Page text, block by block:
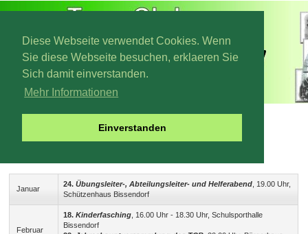
Diese Webseite verwendet Cookies. Wenn
Sie diese Webseite besuchen, erklaeren Sie
Sich damit einverstanden.
Mehr Informationen
Einverstanden
2012
Januar
24.Übungsleiter-, Abteilungsleiter- und Helferabend , 19.00 Uhr,
Schützenhaus Bissendorf
Februar
18.Kinderfasching , 16.00 Uhr - 18.30 Uhr, Schulsporthalle
Bissendorf